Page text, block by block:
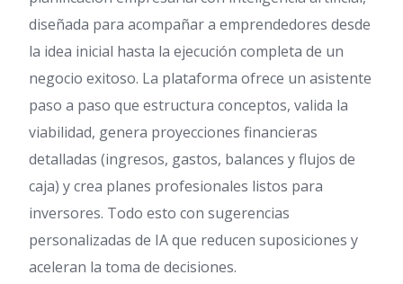
diseñada para acompañar a emprendedores desde
la idea inicial hasta la ejecución completa de un
negocio exitoso. La plataforma ofrece un asistente
paso a paso que estructura conceptos, valida la
viabilidad, genera proyecciones financieras
detalladas (ingresos, gastos, balances y flujos de
caja) y crea planes profesionales listos para
inversores. Todo esto con sugerencias
personalizadas de IA que reducen suposiciones y
aceleran la toma de decisiones.